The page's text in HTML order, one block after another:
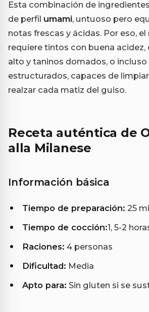
Esta combinación de
de perfil umami, untuoso pero
notas frescas y ácidas. Por eso,
requiere tintos con buena
alto y taninos domados, o incluso
estructurados, capaces de
realzar cada matiz del guiso.
Receta auténtica de
alla Milanese
Información básica
Tiempo de preparación: 25
Tiempo de cocción:1, 5-2
Raciones: 4 personas
Dificultad: Media
Apto para: Sin gluten si se